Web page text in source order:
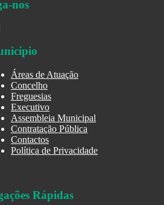
nos
Áreas de Atuação
Concelho
Freguesias
Executivo
Assembleia Municipal
Contratação Pública
Contactos
Política de Privacidade
Rápidas